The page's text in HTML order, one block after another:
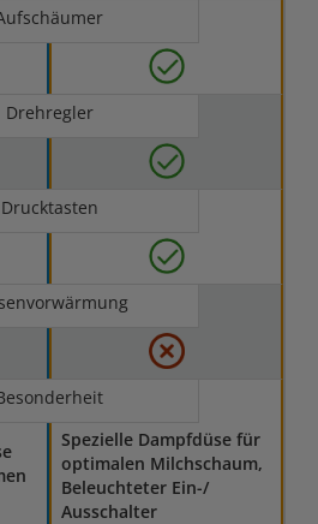
Drehregler
Drucktasten
Spezielle Dampfdüse für
optimalen Milchschaum,
Beleuchteter Ein-/
Ausschalter